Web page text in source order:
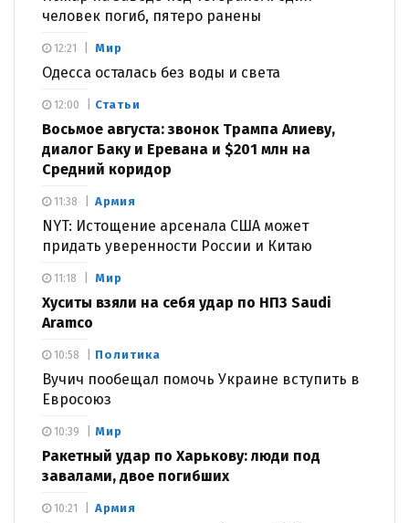
человек погиб, пятеро ранены
Мир
Одесса осталась без воды и света
12:21
Статьи
Восьмое августа: звонок Трампа Алиеву,
диалог Баку и Еревана и $201 млн на
Средний коридор
12:00
Армия
NYT: Истощение арсенала США может
придать уверенности России и Китаю
11:38
Мир
Хуситы взяли на себя удар по НПЗ Saudi
Aramco
11:18
Политика
Вучич пообещал помочь Украине вступить в
Евросоюз
10:58
Мир
Ракетный удар по Харькову: люди под
завалами, двое погибших
10:39
Армия
10:21